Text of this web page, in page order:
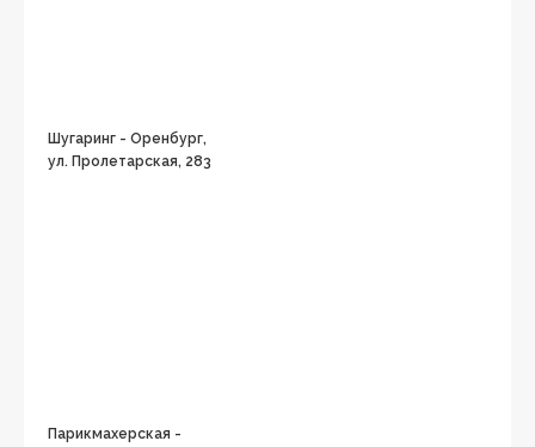
Шугаринг - Оренбург,
ул. Пролетарская, 283
Парикмахерская -